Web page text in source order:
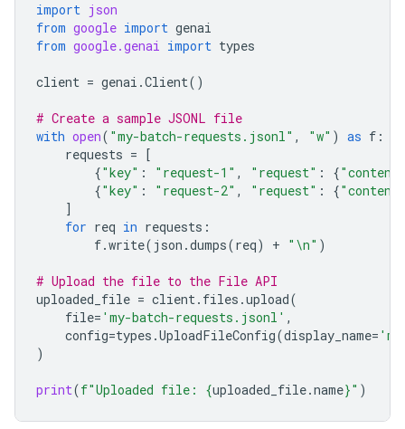
import json
from google import genai
from google.genai import types
client = genai .Client()
# Create a sample JSONL file
with open( "my-batch-requests.jsonl" , "w" ) as f :
requests = [
{"key" : "request-1" , "request" : {
{"key" : "request-2" , "request" : {
]
for req in requests :
f.write( json .dumps(req) + " \n" )
# Upload the file to the File API
uploaded_file = client. files .upload(
file= 'my-batch-requests.jsonl' ,
config=types .UploadFileConfig(display_name=
)
print(f"Uploaded file: {uploaded_file.name}" )